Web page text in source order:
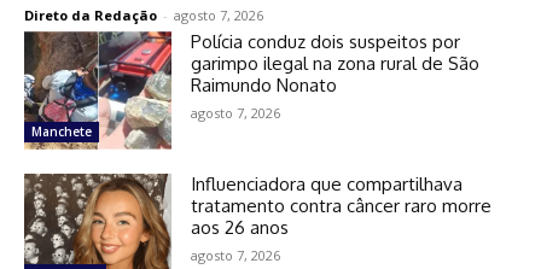
Direto da Redação - agosto 7, 2026
Manchete
Polícia conduz dois suspeitos por
garimpo ilegal na zona rural de São
Raimundo Nonato
agosto 7, 2026
Influenciadora que compartilhava
tratamento contra câncer raro morre
aos 26 anos
agosto 7, 2026